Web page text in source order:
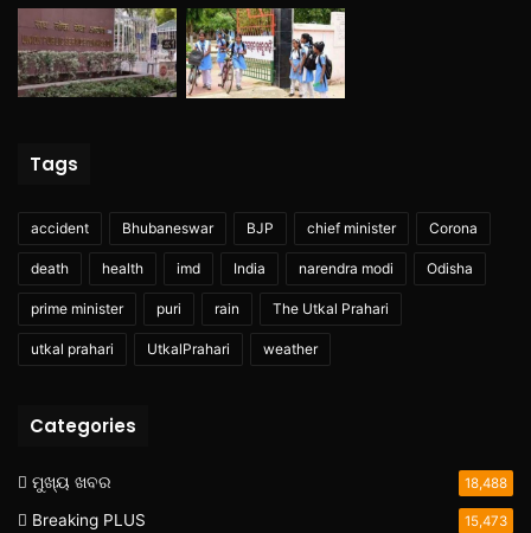
Tags
accident Bhubaneswar BJP chief minister Corona
death health imd India narendra modi Odisha
prime minister puri rain The Utkal Prahari
utkal prahari UtkalPrahari weather
Categories
ମୁଖ୍ୟ ଖବର 18,488
Breaking PLUS 15,473